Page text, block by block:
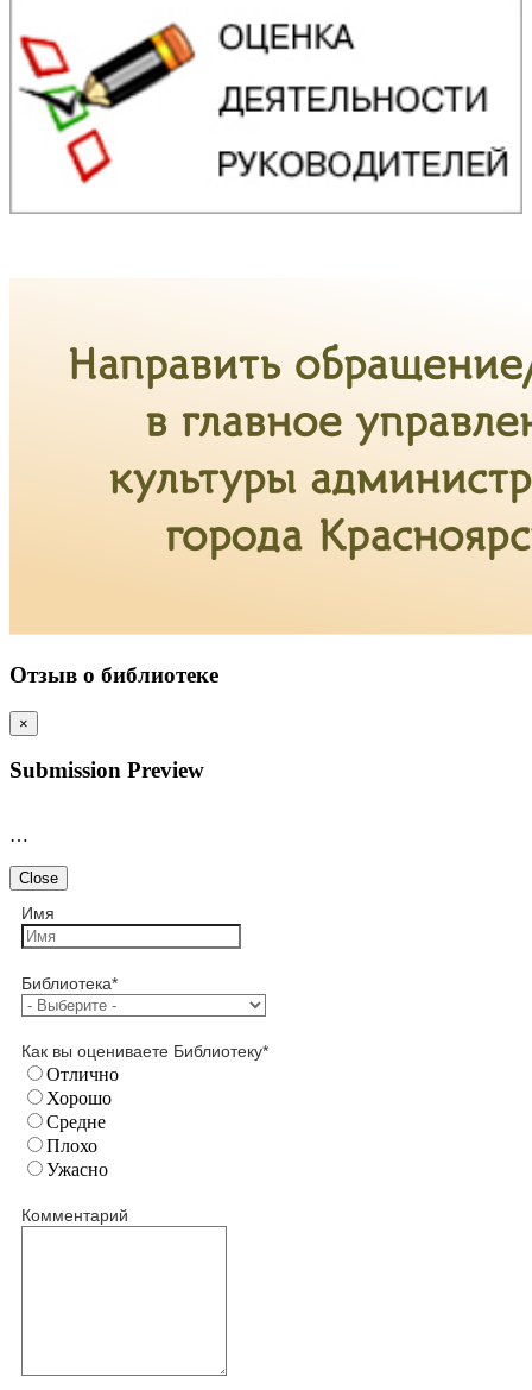
Отзыв о библиотеке
×
Submission Preview
…
Close
Имя
Библиотека*
Как вы оцениваете Библиотеку*
Отлично
Хорошо
Средне
Плохо
Ужасно
Комментарий